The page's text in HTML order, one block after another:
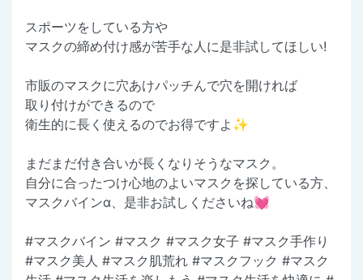
スポーツをしている方や
マスクの締め付け感が苦手な人に是非試してほしい!
市販のマスクに穴あけパッチんで穴を開ければ
取り付けができるので
衛生的に長く使えるのでお得ですよ✨
まだまだ付き合いが長くなりそうなマスク。
自分に合ったつけ心地のよいマスクを探している方、
マスクバインα、是非お試しくださいね💓
#マスクバイン #マスク #マスク女子 #マスク手作り
#マスク美人 #マスク肌荒れ #マスクフック #マスク